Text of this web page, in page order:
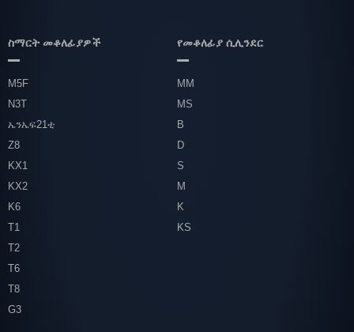
ስማርት መቆለፊያዎች
M5F
N3T
ኤንኤፍ21ቲ
Z8
KX1
KX2
K6
T1
T2
T6
T8
G3
የመቆለፊያ ሲሊንደር
MM
MS
B
D
S
M
K
KS